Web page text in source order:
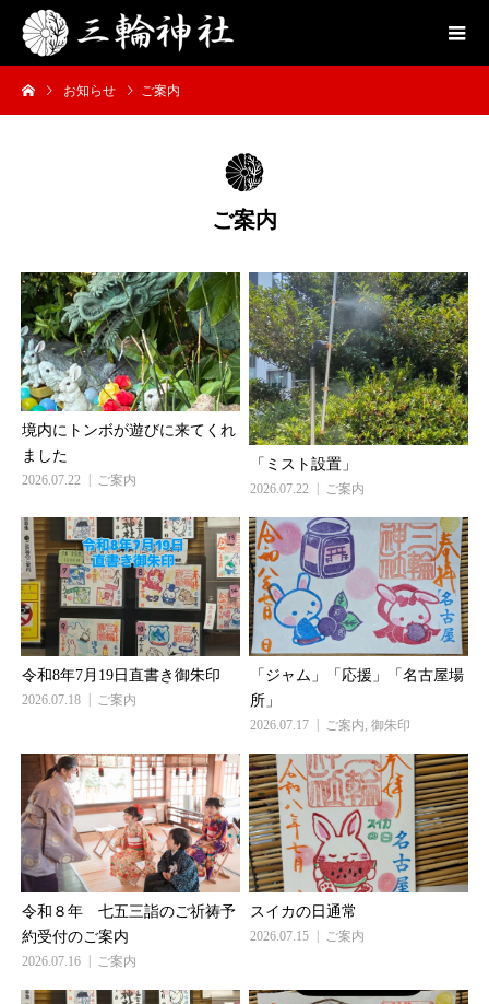
お知らせ ご案内
ご案内
境内にトンボが遊びに来てくれ
ました
2026.07.22 ご案内
「ミスト設置」
2026.07.22 ご案内
令和8年7月19日直書き御朱印
2026.07.18 ご案内
「ジャム」「応援」「名古屋場
所」
2026.07.17 ご案内, 御朱印
令和８年 七五三詣のご祈祷予
約受付のご案内
2026.07.16 ご案内
スイカの日通常
2026.07.15 ご案内